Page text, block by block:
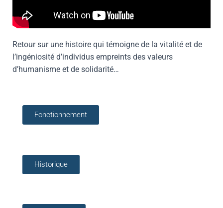
Retour sur une histoire qui témoigne de la vitalité et de
l’ingéniosité d’individus empreints des valeurs
d’humanisme et de solidarité…
Fonctionnement
Historique